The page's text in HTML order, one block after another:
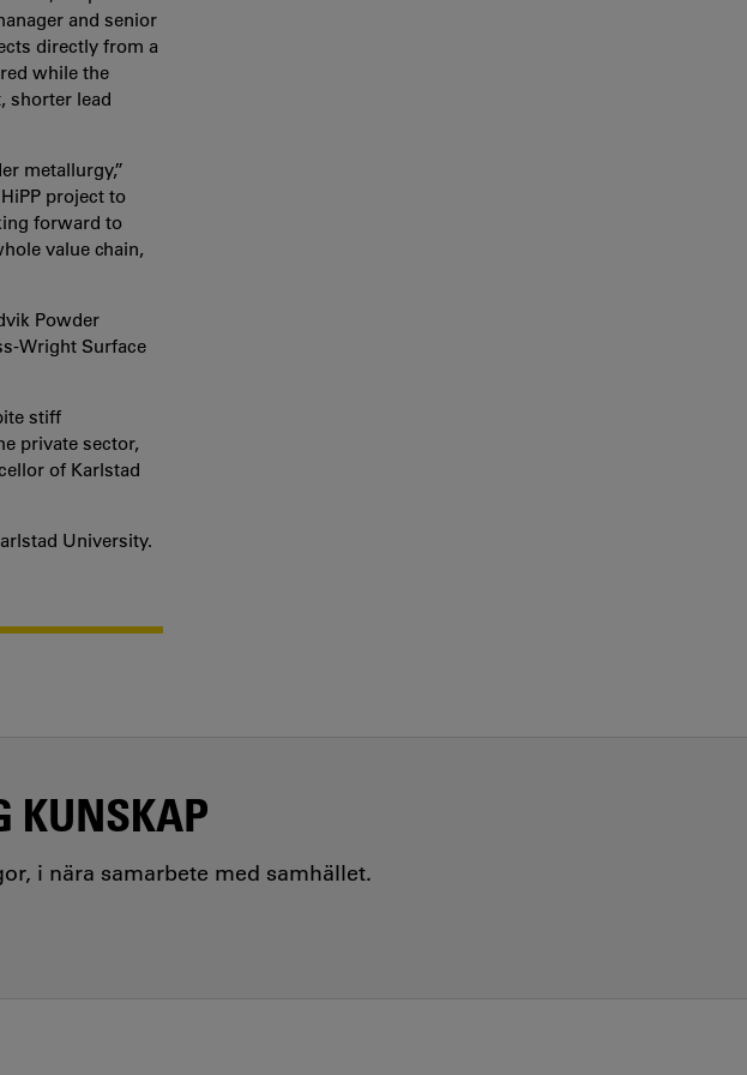
and senior
directly from a
while the
shorter lead
metallurgy,”
project to
forward to
value chain,
Powder
Wright Surface
stiff
private sector,
of Karlstad
University.
KUNSKAP
i nära samarbete med samhället.